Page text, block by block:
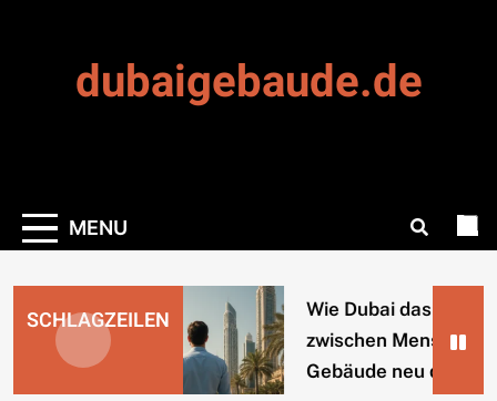
dubaigebaude.de
MENU
SCHLAGZEILEN
Wie Dubai das
zwischen Mensch und
Gebäude neu denkt